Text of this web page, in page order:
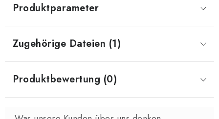
Produktparameter
Zugehörige Dateien (1)
Produktbewertung (0)